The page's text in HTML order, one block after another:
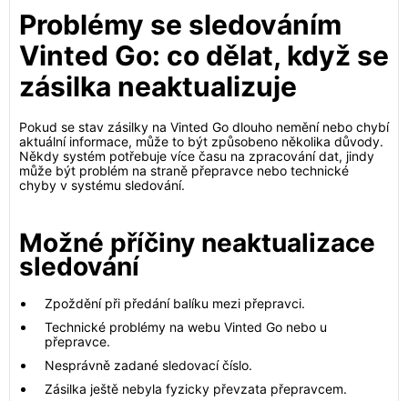
Problémy se sledováním
Vinted Go: co dělat, když se
zásilka neaktualizuje
Pokud se stav zásilky na Vinted Go dlouho nemění nebo chybí
aktuální informace, může to být způsobeno několika důvody.
Někdy systém potřebuje více času na zpracování dat, jindy
může být problém na straně přepravce nebo technické
chyby v systému sledování.
Možné příčiny neaktualizace
sledování
Zpoždění při předání balíku mezi přepravci.
Technické problémy na webu Vinted Go nebo u
přepravce.
Nesprávně zadané sledovací číslo.
Zásilka ještě nebyla fyzicky převzata přepravcem.